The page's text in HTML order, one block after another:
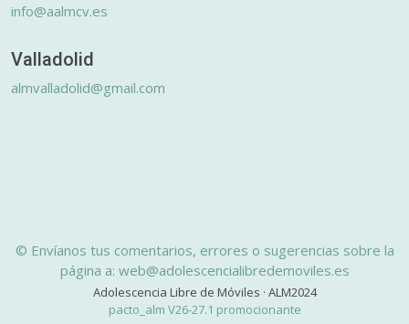
info@aalmcv.es
Valladolid
almvalladolid@gmail.com
© Envíanos tus comentarios, errores o sugerencias sobre la
página a: web@adolescencialibredemoviles.es
Adolescencia Libre de Móviles · ALM2024
pacto_alm V26-27.1 promocionante